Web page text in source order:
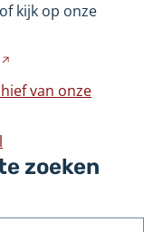
kijk op onze
naarvan onze
zoeken